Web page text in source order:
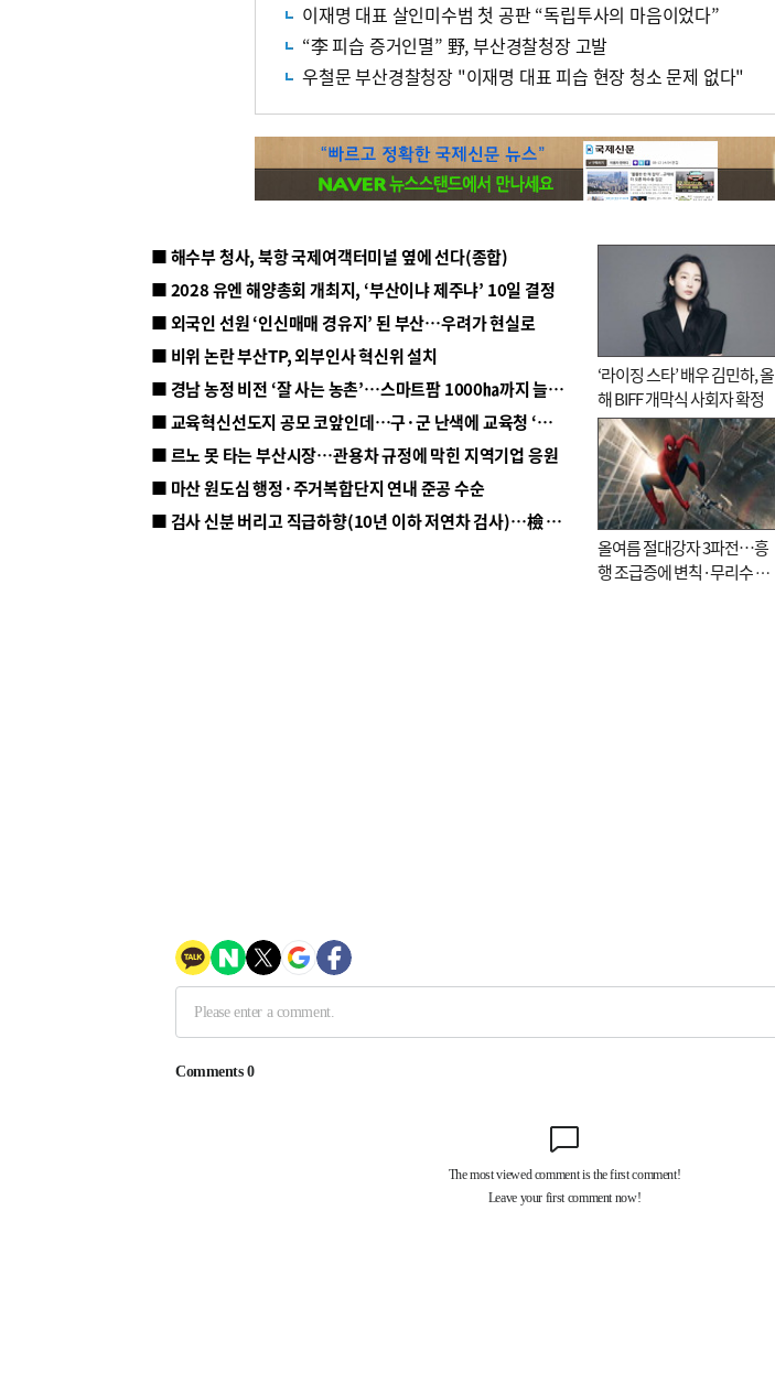
이재명 대표 살인미수범 첫 공판 “독립투사의 마음이었다”
“李 피습 증거인멸” 野, 부산경찰청장 고발
우철문 부산경찰청장 "이재명 대표 피습 현장 청소 문제 없다"
■ 해수부 청사, 북항 국제여객터미널 옆에 선다(종합)
■ 2028 유엔 해양총회 개최지, ‘부산이냐 제주냐’ 10일 결정
■ 외국인 선원 ‘인신매매 경유지’ 된 부산…우려가 현실로
■ 비위 논란 부산TP, 외부인사 혁신위 설치
■ 경남 농정 비전 ‘잘 사는 농촌’…스마트팜 1000㏊까지 늘린다
■ 교육혁신선도지 공모 코앞인데…구·군 난색에 교육청 ‘쩔쩔’
■ 르노 못 타는 부산시장…관용차 규정에 막힌 지역기업 응원
■ 마산 원도심 행정·주거복합단지 연내 준공 수순
■ 검사 신분 버리고 직급하향(10년 이하 저연차 검사)…檢 중수청행 기피
‘라이징 스타’ 배우 김민하, 올
해 BIFF 개막식 사회자 확정
올여름 절대강자 3파전…흥
행 조급증에 변칙·무리수 마